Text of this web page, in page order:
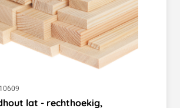
lat - rechthoekig,